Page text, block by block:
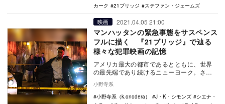
カーク
21ブリッジ ステファン・ジェームズ
映画 2021.04.05 21:00
マンハッタンの緊急事態をサスペンス
フルに描く 『21ブリッジ』で辿る
様々な犯罪映画の記憶
アメリカ最大の都市であるとともに、世界
の最先端であり続けるニューヨーク。さら
にその中核といえるのが、経済の中心地ウ
ォール街や、ミ…
小野寺系
小野寺系（k.onodera）
J・K・シモンズ
シエナ・